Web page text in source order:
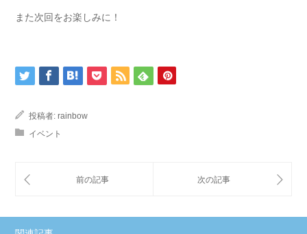
また次回をお楽しみに！
投稿者: rainbow
イベント